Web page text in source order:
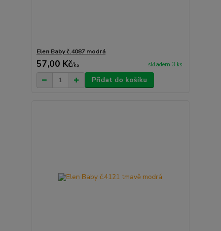
Elen Baby č.4087 modrá
57,00 Kč/ks skladem 3 ks
Přidat do košíku